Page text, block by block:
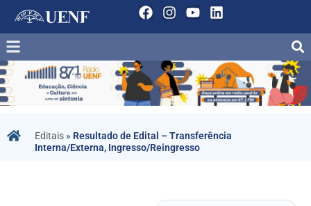
Editais » Resultado de Edital – Transferência
Interna/Externa, Ingresso/Reingresso